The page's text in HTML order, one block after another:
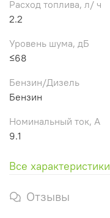
Расход топлива, л/ ч
2.2
Уровень шума, дБ
≤68
Бензин/Дизель
Бензин
Номинальный ток, А
9.1
Все характеристики
Отзывы